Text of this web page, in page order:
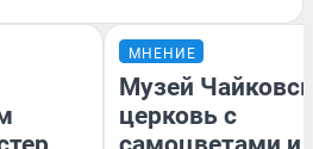
МНЕНИЕ
Музей
церковь с